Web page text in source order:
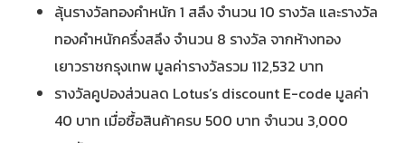
ลุ้นรางวัลทองคำหนัก 1 สลึง จำนวน 10 รางวัล และรางวัล
ทองคำหนักครึ่งสลึง จำนวน 8 รางวัล จากห้างทอง
เยาวราชกรุงเทพ มูลค่ารางวัลรวม 112,532 บาท
รางวัลคูปองส่วนลด Lotus’s discount E-code มูลค่า
40 บาท เมื่อซื้อสินค้าครบ 500 บาท จำนวน 3,000